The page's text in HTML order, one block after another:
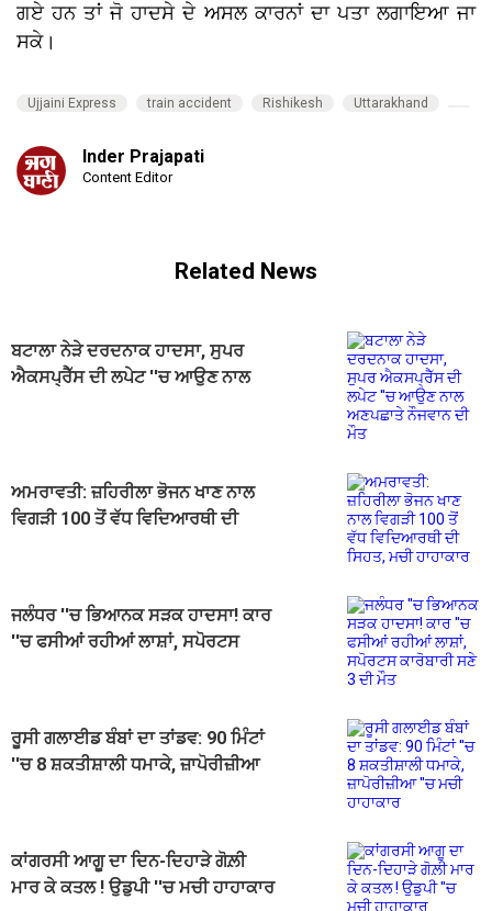
ਗਏ ਹਨ ਤਾਂ ਜੋ ਹਾਦਸੇ ਦੇ ਅਸਲ ਕਾਰਨਾਂ ਦਾ ਪਤਾ ਲਗਾਇਆ ਜਾ
ਸਕੇ।
Ujjaini Express train accident Rishikesh Uttarakhand
Inder Prajapati
Content Editor
Related News
ਬਟਾਲਾ ਨੇੜੇ ਦਰਦਨਾਕ ਹਾਦਸਾ, ਸੁਪਰ
ਐਕਸਪ੍ਰੈੱਸ ਦੀ ਲਪੇਟ ''ਚ ਆਉਣ ਨਾਲ
ਅਮਰਾਵਤੀ: ਜ਼ਹਿਰੀਲਾ ਭੋਜਨ ਖਾਣ ਨਾਲ
ਵਿਗੜੀ 100 ਤੋਂ ਵੱਧ ਵਿਦਿਆਰਥੀ ਦੀ
ਜਲੰਧਰ ''ਚ ਭਿਆਨਕ ਸੜਕ ਹਾਦਸਾ! ਕਾਰ
''ਚ ਫਸੀਆਂ ਰਹੀਆਂ ਲਾਸ਼ਾਂ, ਸਪੋਰਟਸ
ਰੂਸੀ ਗਲਾਈਡ ਬੰਬਾਂ ਦਾ ਤਾਂਡਵ: 90 ਮਿੰਟਾਂ
''ਚ 8 ਸ਼ਕਤੀਸ਼ਾਲੀ ਧਮਾਕੇ, ਜ਼ਾਪੋਰੀਜ਼ੀਆ
ਕਾਂਗਰਸੀ ਆਗੂ ਦਾ ਦਿਨ-ਦਿਹਾੜੇ ਗੋਲ਼ੀ
ਮਾਰ ਕੇ ਕਤਲ ! ਉਡੁਪੀ ''ਚ ਮਚੀ ਹਾਹਾਕਾਰ